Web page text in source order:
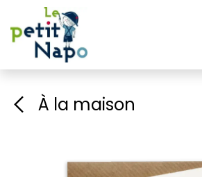
Se rendre au contenu
À la maison